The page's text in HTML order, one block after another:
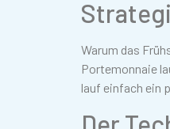
Warum das
Portemonnaie
lauf einfach ein